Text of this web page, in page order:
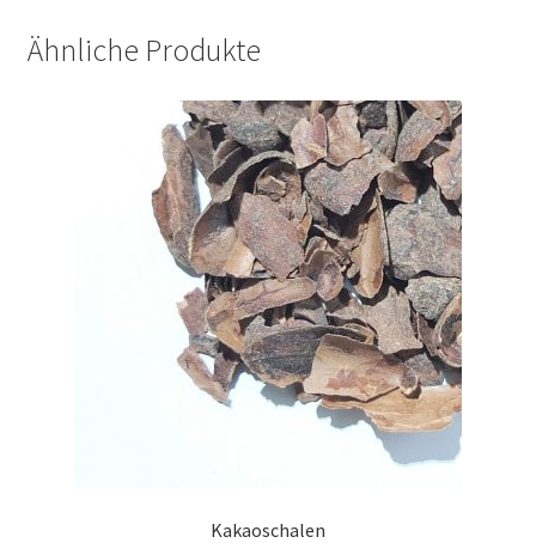
Ähnliche Produkte
Kakaoschalen